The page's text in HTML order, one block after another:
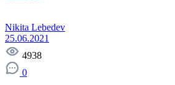
Nikita Lebedev
25.06.2021
4938
0